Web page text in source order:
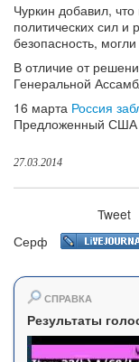
Чуркин добавил,
политических сил и
безопасность,
В отличие от
Генеральной
16 марта Россия
Предложенный США
27.03.2014
Tweet
Серф
СПРАВКА
Результаты